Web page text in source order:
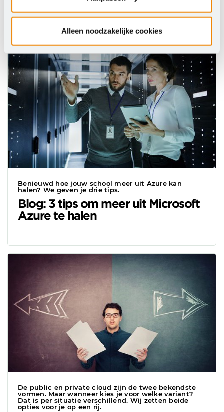
Alleen noodzakelijke cookies
Ook interessant
Benieuwd hoe jouw school meer uit Azure kan
halen? We geven je drie tips.
Blog: 3 tips om meer uit Microsoft
Azure te halen
De public en private cloud zijn de twee bekendste
vormen. Maar wanneer kies je voor welke variant?
Dat is per situatie verschillend. Wij zetten beide
opties voor je op een rij.